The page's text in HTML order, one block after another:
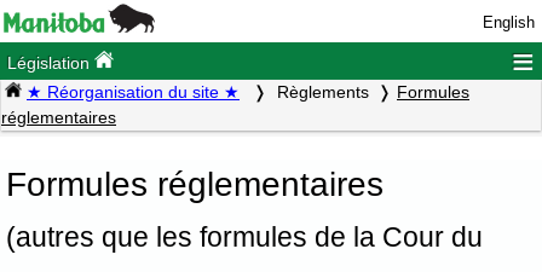
English
Législation ≡
★ Réorganisation du site ★ Règlements
Formules
réglementaires
Formules réglementaires
(autres que les formules de la Cour du